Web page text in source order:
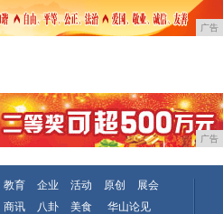
广告
广告
教育 企业 活动 原创
展会
商讯 八卦 美食 华山论见